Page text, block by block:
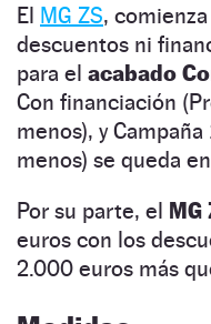
El MG ZS,
descuentos ni
para el acabado
Con financiación
menos), y
menos) se queda en
Por su parte, el MG
euros con los
2.000 euros más